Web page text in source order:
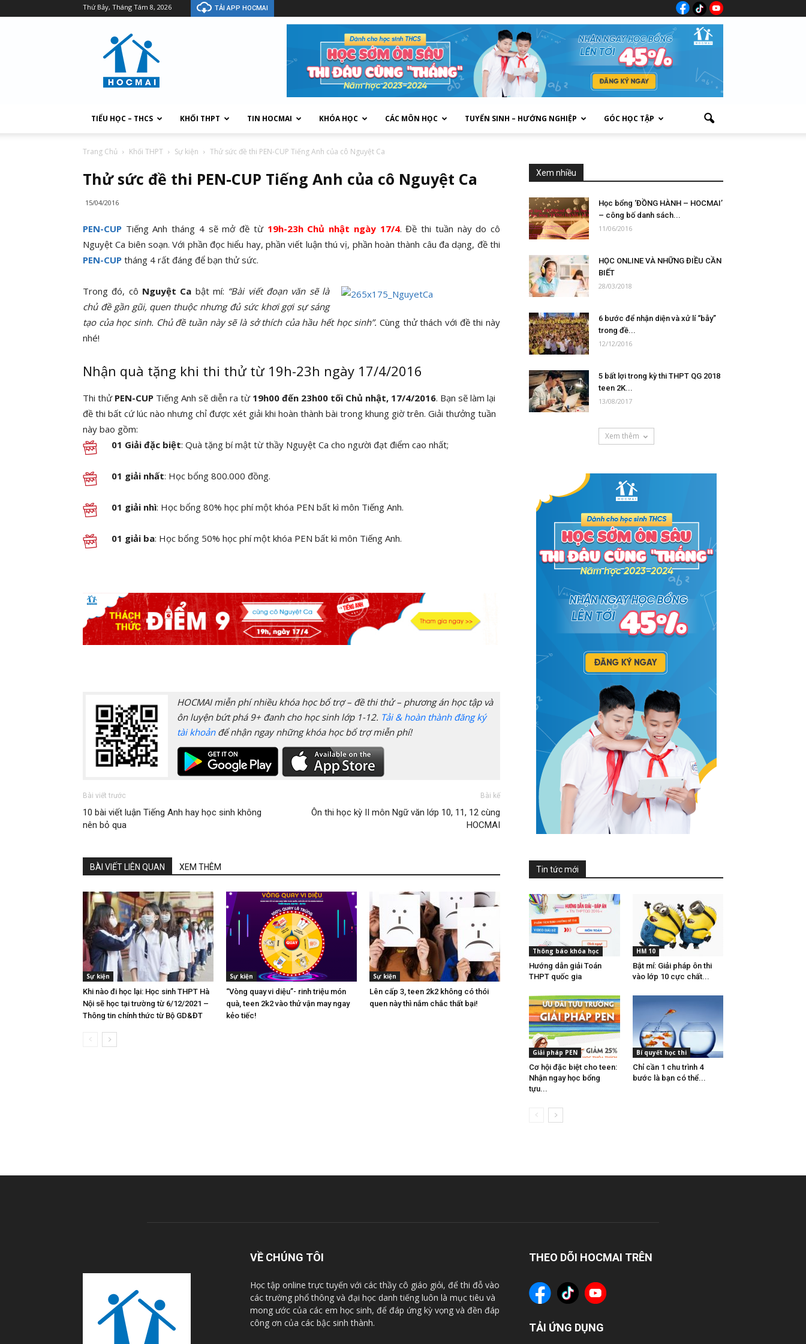
Thứ Bảy, Tháng Tám 8, 2026 TẢI APP HOCMAI
TIỂU HỌC – THCS KHỐI THPT TIN HOCMAI KHÓA HỌC CÁC MÔN HỌC TUYỂN SINH – HƯỚNG NGHIỆP GÓC HỌC TẬP
Trang Chủ Khối THPT Sự kiện Thử sức đề thi PEN-CUP Tiếng Anh của cô Nguyệt Ca
Thử sức đề thi PEN-CUP Tiếng Anh của cô Nguyệt Ca
15/04/2016
PEN-CUP Tiếng Anh tháng 4 sẽ mở đề từ 19h-23h Chủ nhật ngày 17/4. Đề thi tuần này do cô
Nguyệt Ca biên soạn. Với phần đọc hiểu hay, phần viết luận thú vị, phần hoàn thành câu đa dạng, đề thi
PEN-CUP tháng 4 rất đáng để bạn thử sức.
Trong đó, cô Nguyệt Ca bật mí: “Bài viết đoạn văn sẽ là
chủ đề gần gũi, quen thuộc nhưng đủ sức khơi gợi sự sáng
tạo của học sinh. Chủ đề tuần này sẽ là sở thích của hầu hết học sinh”.Cùng thử thách với đề thi này
nhé!
Nhận quà tặng khi thi thử từ 19h-23h ngày 17/4/2016
Thi thử PEN-CUP Tiếng Anh sẽ diễn ra từ 19h00 đến 23h00 tối Chủ nhật, 17/4/2016. Bạn sẽ làm lại
đề thi bất cứ lúc nào nhưng chỉ được xét giải khi hoàn thành bài trong khung giờ trên. Giải thưởng tuần
này bao gồm:
01 Giải đặc biệt: Quà tặng bí mật từ thầy Nguyệt Ca cho người đạt điểm cao nhất;
01 giải nhất: Học bổng 800.000 đồng.
01 giải nhì: Học bổng 80% học phí một khóa PEN bất kì môn Tiếng Anh.
01 giải ba: Học bổng 50% học phí một khóa PEN bất kì môn Tiếng Anh.
HOCMAI miễn phí nhiều khóa học bổ trợ – đề thi thử – phương án học tập và
ôn luyện bứt phá 9+ đanh cho học sinh lớp 1-12. Tải & hoàn thành đăng ký
tài khoảnđể nhận ngay những khóa học bổ trợ miễn phí!
Bài viết trước
10 bài viết luận Tiếng Anh hay học sinh không
nên bỏ qua
Bài kế
Ôn thi học kỳ II môn Ngữ văn lớp 10, 11, 12 cùng
HOCMAI
BÀI VIẾT LIÊN QUAN XEM THÊM
Sự kiện
Khi nào đi học lại: Học sinh THPT Hà
Nội sẽ học tại trường từ 6/12/2021 –
Thông tin chính thức từ Bộ GD&ĐT
Sự kiện
“Vòng quay vi diệu”- rinh triệu món
quà, teen 2k2 vào thử vận may ngay
kẻo tiếc!
Sự kiện
Lên cấp 3, teen 2k2 không có thói
quen này thì nắm chắc thất bại!
Xem nhiều
Học bổng ‘ĐỒNG HÀNH – HOCMAI’
– công bố danh sách...
11/06/2016
HỌC ONLINE VÀ NHỮNG ĐIỀU CẦN
BIẾT
28/03/2018
6 bước để nhận diện và xử lí “bẫy”
trong đề...
12/12/2016
5 bất lợi trong kỳ thi THPT QG 2018
teen 2K...
13/08/2017
Xem thêm
Tin tức mới
Thông báo khóa học
Hướng dẫn giải Toán
THPT quốc gia
HM 10
Bật mí: Giải pháp ôn thi
vào lớp 10 cực chất...
Giải pháp PEN
Cơ hội đặc biệt cho teen:
Nhận ngay học bổng
tựu...
Bí quyết học thi
Chỉ cần 1 chu trình 4
bước là bạn có thể...
VỀ CHÚNG TÔI
Học tập online trực tuyến với các thầy cô giáo giỏi, để thi đỗ vào
các trường phổ thông và đại học danh tiếng luôn là mục tiêu và
mong ước của các em học sinh, để đáp ứng kỳ vọng và đền đáp
công ơn của các bậc sinh thành.
THEO DÕI HOCMAI TRÊN
TẢI ỨNG DỤNG